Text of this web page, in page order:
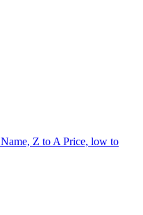
Name, Z to A Price, low to